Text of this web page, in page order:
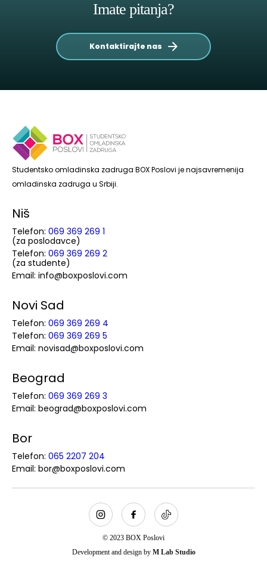
Imate pitanja?
Kontaktirajte nas
Studentsko omladinska zadruga BOX Poslovi je najsavremenija
omladinska zadruga u Srbiji.
Niš
Telefon: 069 369 269 1
(za poslodavce)
Telefon: 069 369 269 2
(za studente)
Email: info@boxposlovi.com
Novi Sad
Telefon: 069 369 269 4
Telefon: 069 369 269 5
Email: novisad@boxposlovi.com
Beograd
Telefon: 069 369 269 3
Email: beograd@boxposlovi.com
Bor
Telefon: 065 2207 204
Email: bor@boxposlovi.com
© 2023 BOX Poslovi
Development and design by M Lab Studio